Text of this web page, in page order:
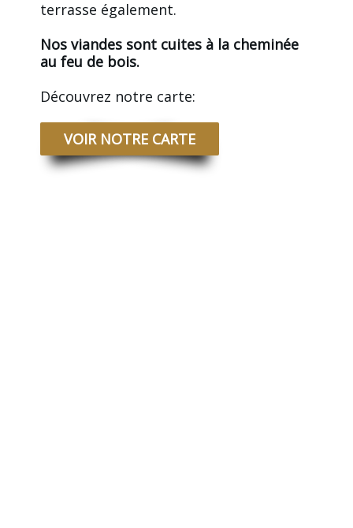
terrasse également.
Nos viandes sont cuites à la cheminée
au feu de bois.
Découvrez notre carte:
VOIR NOTRE CARTE